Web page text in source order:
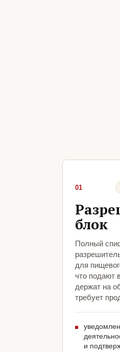
01
блок
Полный
для
что подают
держат на
требует
и